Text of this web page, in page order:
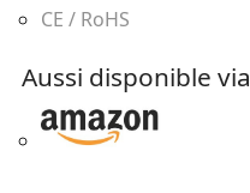
CE / RoHS
Aussi disponible via